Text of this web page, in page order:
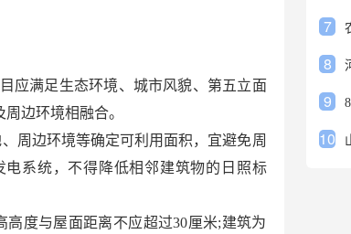
应满足生态环境、城市风貌、第五立面
边环境相融合。
周边环境等确定可利用面积，宜避免周
系统，不得降低相邻建筑物的日照标
度与屋面距离不应超过30厘米;建筑为
7
8
9
10